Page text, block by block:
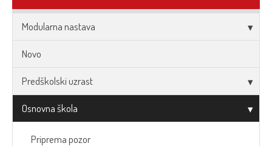
Modularna nastava
Novo
Predškolski uzrast
Osnovna škola
Priprema pozor